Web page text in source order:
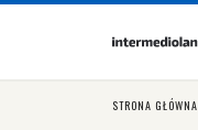
STRONA GŁÓWNA